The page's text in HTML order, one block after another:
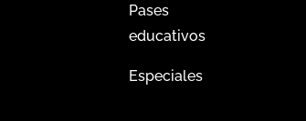
Pases
educativos
Especiales